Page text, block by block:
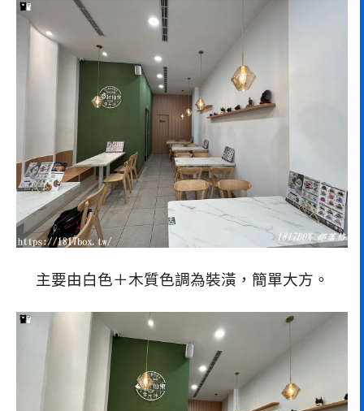
主要由白色＋木質色調為裝潢，簡單大方。